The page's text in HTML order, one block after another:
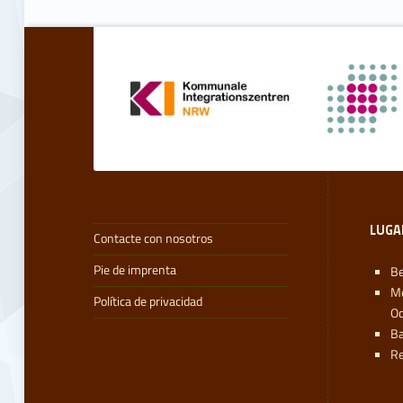
o
Volver a la navegación principal
Contacte con nosotros
Pie de imprenta
Política de privacidad